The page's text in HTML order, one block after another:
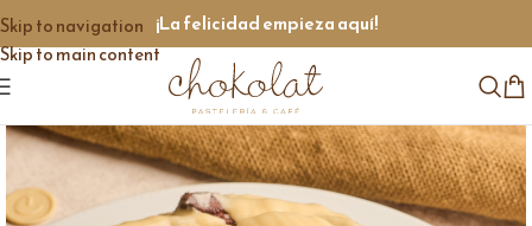
Skip to navigation
Skip to main content
¡La felicidad empieza aquí!